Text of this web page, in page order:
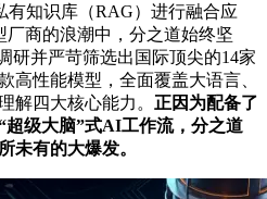
有知识库（RAG）进行融合应
厂商的浪潮中，分之道始终坚
研并严苛筛选出国际顶尖的14家
高性能模型，全面覆盖大语言、
解四大核心能力。 正因为配备了
级大脑”式AI工作流，分之道
未有的大爆发。